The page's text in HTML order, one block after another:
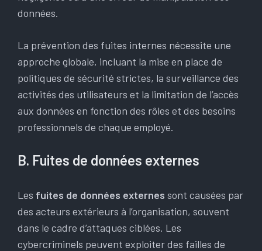
données.
La prévention des fuites internes nécessite une
approche globale, incluant la mise en place de
politiques de sécurité strictes, la surveillance des
activités des utilisateurs et la limitation de l’accès
aux données en fonction des rôles et des besoins
professionnels de chaque employé.
B. Fuites de données externes
Les fuites de données externes sont causées par
des acteurs extérieurs à l’organisation, souvent
dans le cadre d’attaques ciblées. Les
cybercriminels peuvent exploiter des failles de